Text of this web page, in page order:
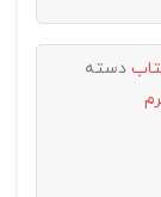
دسته